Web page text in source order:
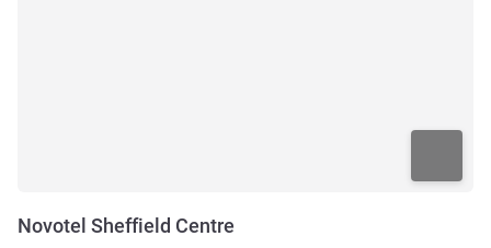
Novotel Sheffield Centre